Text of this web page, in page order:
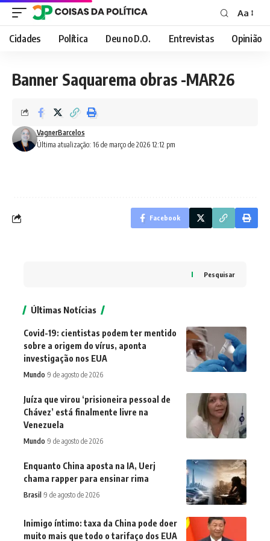
Font
Resizer
Aa
Cidades Política Deu no D.O. Entrevistas Opinião
Banner Saquarema obras -MAR26
Última atualização: 16 de março de 2026 12:12 pm
VagnerBarcelos
Facebook
Pesquisar
Últimas Notícias
Covid-19: cientistas podem ter mentido
sobre a origem do vírus, aponta
investigação nos EUA
Mundo 9 de agosto de 2026
Juíza que virou ‘prisioneira pessoal de
Chávez’ está finalmente livre na
Venezuela
Mundo 9 de agosto de 2026
Enquanto China aposta na IA, Uerj
chama rapper para ensinar rima
Brasil 9 de agosto de 2026
Inimigo íntimo: taxa da China pode doer
muito mais que todo o tarifaço dos EUA